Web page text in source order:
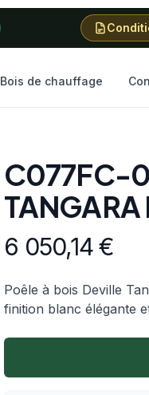
Bois de chauffage
C077FC-
TANGARA
Informations produit
6 050,14€
Description
Poêle à bois Deville
finition blanc élégante